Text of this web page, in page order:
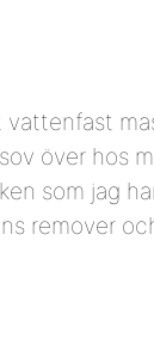
över hos
som jag
remover